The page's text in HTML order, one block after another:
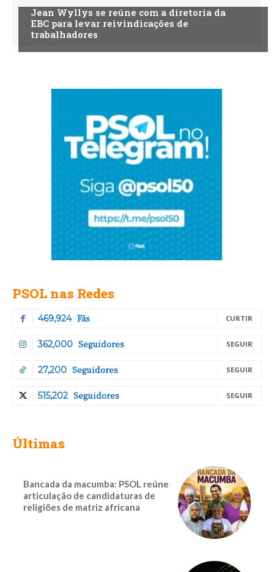
Jean Wyllys se reúne com a diretoria da
EBC para levar reivindicações de
trabalhadores
PSOL nas Redes
469,924 Fãs CURTIR
362,000 Seguidores SEGUIR
27,200 Seguidores SEGUIR
515,202 Seguidores SEGUIR
Últimas
Bancada da macumba: PSOL reúne
articulação de candidaturas de
religiões de matriz africana